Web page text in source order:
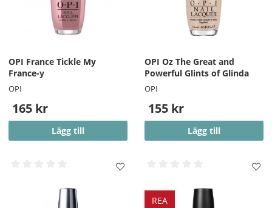
OPI France Tickle My
France-y
OPI
165 kr
Lägg till
OPI Oz The Great and
Powerful Glints of Glinda
OPI
155 kr
Lägg till
REA